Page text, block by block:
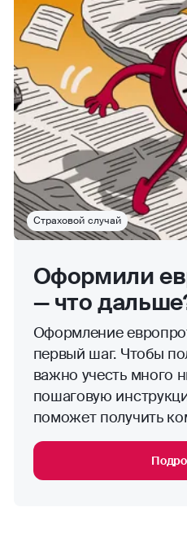
Страховой случай
Оформили
— что
Оформление
первый шаг. Чтобы
важно учесть много
пошаговую
поможет получить